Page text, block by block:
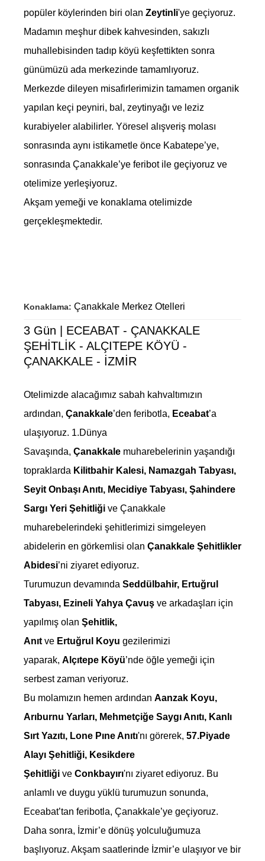
popüler köylerinden biri olan Zeytinli'ye geçiyoruz.
Madamın meşhur dibek kahvesinden, sakızlı
muhallebisinden tadıp köyü keşfettikten sonra
günümüzü ada merkezinde tamamlıyoruz.
Merkezde dileyen misafirlerimizin tamamen organik
yapılan keçi peyniri, bal, zeytinyağı ve leziz
kurabiyeler alabilirler. Yöresel alışveriş molası
sonrasında aynı istikametle önce Kabatepe’ye,
sonrasında Çanakkale’ye feribot ile geçiyoruz ve
otelimize yerleşiyoruz.
Akşam yemeği ve konaklama otelimizde
gerçekleşmektedir.
Konaklama: Çanakkale Merkez Otelleri
3 Gün | ECEABAT - ÇANAKKALE
ŞEHİTLİK - ALÇITEPE KÖYÜ -
ÇANAKKALE - İZMİR
Otelimizde alacağımız sabah kahvaltımızın
ardından, Çanakkale’den feribotla, Eceabat’a
ulaşıyoruz. 1.Dünya
Savaşında, Çanakkale muharebelerinin yaşandığı
topraklarda Kilitbahir Kalesi, Namazgah Tabyası,
Seyit Onbaşı Anıtı, Mecidiye Tabyası, Şahindere
Sargı Yeri Şehitliği ve Çanakkale
muharebelerindeki şehitlerimizi simgeleyen
abidelerin en görkemlisi olan Çanakkale Şehitlikler
Abidesi’ni ziyaret ediyoruz.
Turumuzun devamında Seddülbahir, Ertuğrul
Tabyası, Ezineli Yahya Çavuş ve arkadaşları için
yapılmış olan Şehitlik,
Anıt ve Ertuğrul Koyu gezilerimizi
yaparak, Alçıtepe Köyü’nde öğle yemeği için
serbest zaman veriyoruz.
Bu molamızın hemen ardından Aanzak Koyu,
Arıburnu Yarları, Mehmetçiğe Saygı Anıtı, Kanlı
Sırt Yazıtı, Lone Pıne Anıtı'nı görerek, 57.Piyade
Alayı Şehitliği, Kesikdere
Şehitliği ve Conkbayırı'nı ziyaret ediyoruz. Bu
anlamlı ve duygu yüklü turumuzun sonunda,
Eceabat’tan feribotla, Çanakkale’ye geçiyoruz.
Daha sonra, İzmir’e dönüş yolculuğumuza
başlıyoruz. Akşam saatlerinde İzmir’e ulaşıyor ve bir